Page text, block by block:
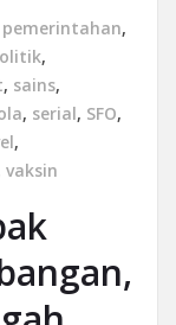
,
,
, sains,
, serial, SFO,
,
vaksin